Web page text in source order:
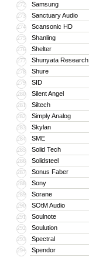
272 Samsung
273 Sanctuary Audio
274 Scansonic HD
275 Shanling
276 Shelter
277 Shunyata Research
278 Shure
279 SID
280 Silent Angel
281 Siltech
282 Simply Analog
283 Skylan
284 SME
285 Solid Tech
286 Solidsteel
287 Sonus Faber
288 Sony
289 Sorane
290 SOtM Audio
291 Soulnote
292 Soulution
293 Spectral
294 Spendor